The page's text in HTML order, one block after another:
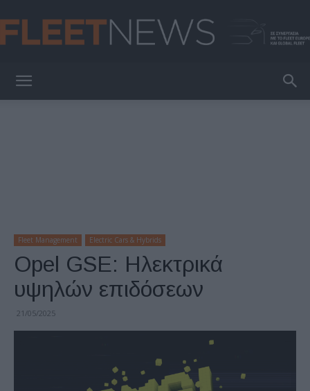
Fleet Management Electric Cars & Hybrids
Opel GSE: Ηλεκτρικά
υψηλών επιδόσεων
21/05/2025